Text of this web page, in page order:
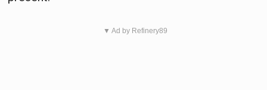
▼ Ad by Refinery89